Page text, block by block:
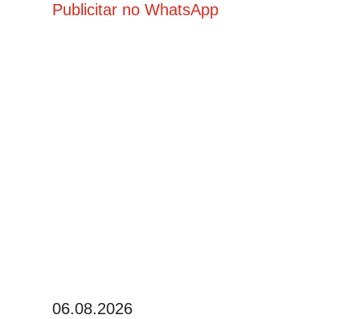
Publicitar no WhatsApp
06.08.2026